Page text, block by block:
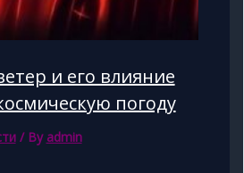
и его влияние
погоду
/ By admin